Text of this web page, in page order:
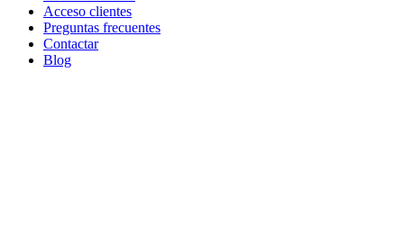
Acceso clientes
Preguntas frecuentes
Contactar
Blog